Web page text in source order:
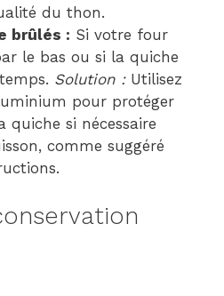
du thon.
brûlés : Si votre four
le bas ou si la quiche
Solution :Utilisez
pour protéger
quiche si nécessaire
comme suggéré